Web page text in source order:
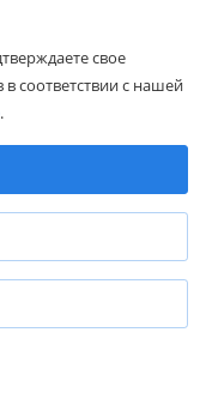
ЗВОНОК
д. 11
свое
соответствии с нашей
.